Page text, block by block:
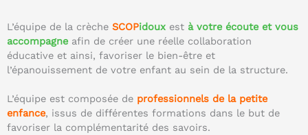
L’équipe de la crèche SCOPidoux est à votre écoute et vous
accompagne afin de créer une réelle collaboration
éducative et ainsi, favoriser le bien-être et
l’épanouissement de votre enfant au sein de la structure.
L’équipe est composée de professionnels de la petite
enfance, issus de différentes formations dans le but de
favoriser la complémentarité des savoirs.